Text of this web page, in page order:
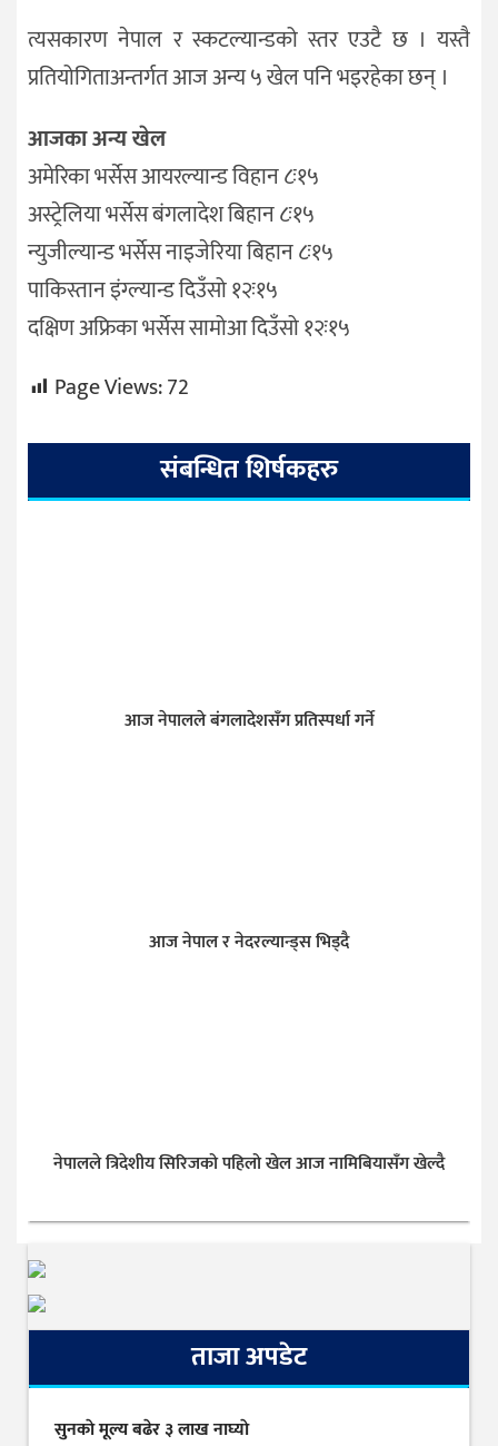
त्यसकारण नेपाल र स्कटल्यान्डको स्तर एउटै छ । यस्तै
प्रतियोगिताअन्तर्गत आज अन्य ५ खेल पनि भइरहेका छन् ।
आजका अन्य खेल
अमेरिका भर्सेस आयरल्यान्ड विहान ८ः१५
अस्ट्रेलिया भर्सेस बंगलादेश बिहान ८ः१५
न्युजील्यान्ड भर्सेस नाइजेरिया बिहान ८ः१५
पाकिस्तान इंग्ल्यान्ड दिउँसो १२ः१५
दक्षिण अफ्रिका भर्सेस सामोआ दिउँसो १२ः१५
Page Views:72
संबन्धित शिर्षकहरु
आज नेपालले बंगलादेशसँग प्रतिस्पर्धा गर्ने
आज नेपाल र नेदरल्यान्ड्स भिड्दै
नेपालले त्रिदेशीय सिरिजको पहिलो खेल आज नामिबियासँग खेल्दै
ताजा अपडेट
सुनकाे मूल्य बढेर ३ लाख नाघ्याे